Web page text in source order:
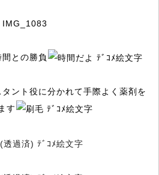
との勝負
ント役に分かれて手際よく薬剤を
す